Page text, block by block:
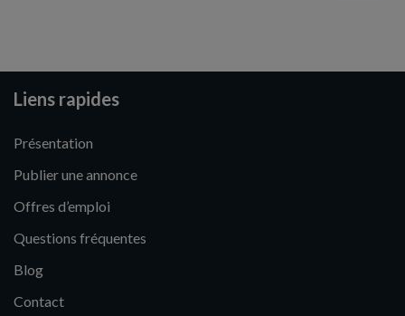
Liens rapides
Présentation
Publier une annonce
Offres d’emploi
Questions fréquentes
Blog
Contact